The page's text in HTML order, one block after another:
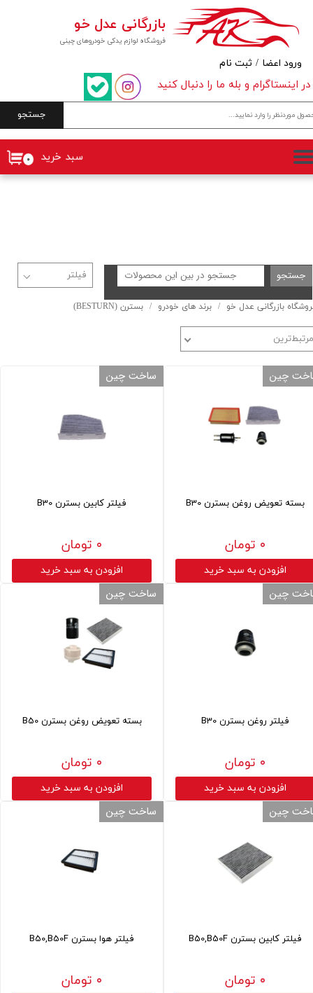
فروشگاه لوازم یدکی خودروهای چینی
بازرگانی عدل خو
جستجو
۰ سبد خرید
در اینستاگرام و بله ما را دنبال کنید
ورود اعضا / ثبت نام
حساب کاربری من
تغییر گذر واژه
سفارشات
خروج از حساب کاربری
بازرگانی عدل خو برند های خودرو بسترن (BESTURN)
مرتبط‌ترین
بسته تعویض روغن بسترن B30
۰ تومان
افزودن به سبد خرید
چین
فیلتر کابین بسترن B30
۰ تومان
افزودن به سبد خرید
ساخت چین
فیلتر روغن بسترن B30
۰ تومان
افزودن به سبد خرید
چین
بسته تعویض روغن بسترن B50
۰ تومان
افزودن به سبد خرید
ساخت چین
فیلتر کابین بسترن B50,B50F
۰ تومان
چین
فیلتر هوا بسترن B50,B50F
۰ تومان
ساخت چین
جستجو